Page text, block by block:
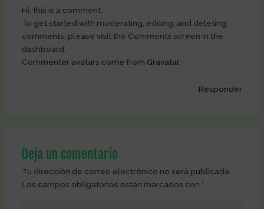
Hi, this is a comment.
To get started with moderating, editing, and deleting
comments, please visit the Comments screen in the
dashboard.
Commenter avatars come from Gravatar.
Responder
Deja un comentario
Tu dirección de correo electrónico no será publicada.
Los campos obligatorios están marcados con *